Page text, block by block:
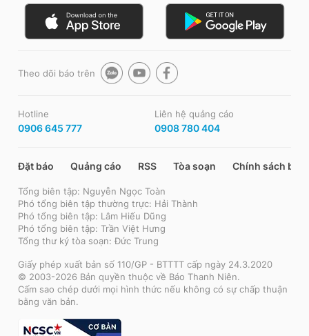
Theo dõi báo trên
Hotline
0906 645 777
Liên hệ quảng cáo
0908 780 404
Đặt báo Quảng cáo RSS Tòa soạn Chính sách bảo
Tổng biên tập: Nguyễn Ngọc Toàn
Phó tổng biên tập thường trực: Hải Thành
Phó tổng biên tập: Lâm Hiếu Dũng
Phó tổng biên tập: Trần Việt Hưng
Tổng thư ký tòa soạn: Đức Trung
Giấy phép xuất bản số 110/GP - BTTTT cấp ngày 24.3.2020
© 2003-2026 Bản quyền thuộc về Báo Thanh Niên.
Cấm sao chép dưới mọi hình thức nếu không có sự chấp thuận
bằng văn bản.